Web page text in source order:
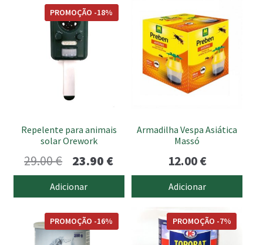
Repelente para animais
solar Orework
PROMOÇÃO -18%
29.00€
O
preço
original
era:
29.00 €.
23.90 €O
preço
atual
Adicionar
Armadilha Vespa Asiática
Massó
12.00€
Adicionar
PROMOÇÃO -16%
product
PROMOÇÃO -7%